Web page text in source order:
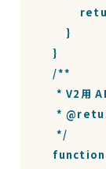
        }
    }
    /**
* V2用
*
     */